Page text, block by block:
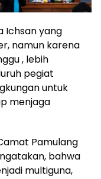
Ichsan yang
namun karena
, lebih
pegiat
untuk
menjaga
Pamulang
bahwa
multiguna,